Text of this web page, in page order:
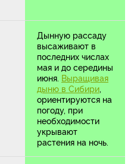
Дынную рассаду
высаживают в
последних числах
мая и до середины
июня. Выращивая
дыню в Сибири
ориентируются на
погоду, при
необходимости
укрывают
растения на ночь.